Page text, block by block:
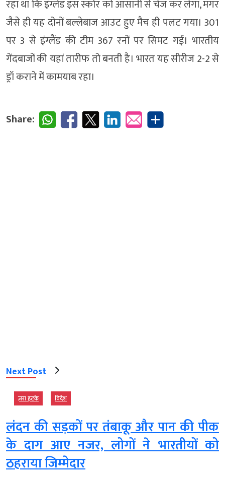
रहा था कि इंग्लैंड इस स्कोर को आसानी से चेज कर लेगा, मगर
जैसे ही यह दोनों बल्लेबाज आउट हुए मैच ही पलट गया। 301
पर 3 से इंग्लैंड की टीम 367 रनों पर सिमट गई। भारतीय
गेंदबाजों की यहां तारीफ तो बनती है। भारत यह सीरीज 2-2 से
ड्रॉ कराने में कामयाब रहा।
Share:
Next Post
ज़रा हटके विदेश
लंदन की सड़कों पर तंबाकू और पान की पीक
के दाग आए नजर, लोगों ने भारतीयों को
ठहराया जिम्‍मेदार